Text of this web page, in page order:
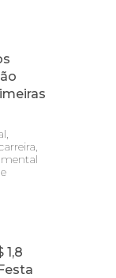
1,8